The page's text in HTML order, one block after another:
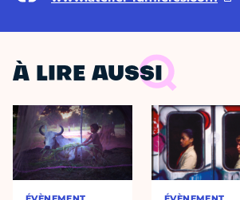
À LIRE AUSSI